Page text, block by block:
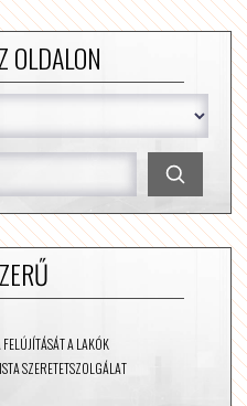
OLDALON
A LAKÓK
SZERETETSZOLGÁLAT